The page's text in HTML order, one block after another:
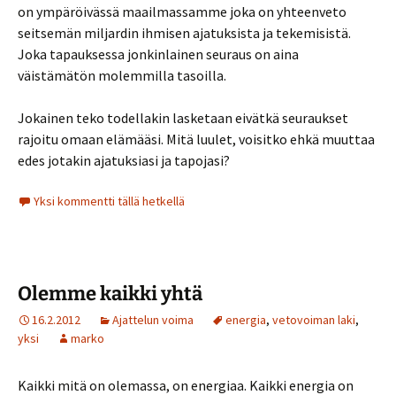
on ympäröivässä maailmassamme joka on yhteenveto
seitsemän miljardin ihmisen ajatuksista ja tekemisistä.
Joka tapauksessa jonkinlainen seuraus on aina
väistämätön molemmilla tasoilla.
Jokainen teko todellakin lasketaan eivätkä seuraukset
rajoitu omaan elämääsi. Mitä luulet, voisitko ehkä muuttaa
edes jotakin ajatuksiasi ja tapojasi?
Yksi kommentti tällä hetkellä
Olemme kaikki yhtä
16.2.2012 Ajattelun voima energia, vetovoiman laki,
yksi
marko
Kaikki mitä on olemassa, on energiaa. Kaikki energia on